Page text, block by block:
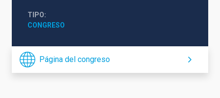
TIPO
CONGRESO
Página del congreso